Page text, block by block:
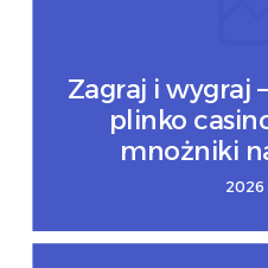
Zagraj i wygraj
plinko
mnożniki